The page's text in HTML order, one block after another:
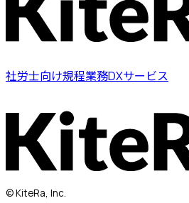
社労士向け規程業務DXサービス
© KiteRa, Inc.